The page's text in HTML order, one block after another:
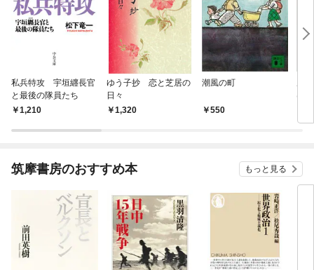
私兵特攻 宇垣纒長官
と最後の隊員たち
1,210
ゆう子抄 恋と芝居の
日々
1,320
潮風の町
550
は
筑摩書房のおすすめ本 もっと見る